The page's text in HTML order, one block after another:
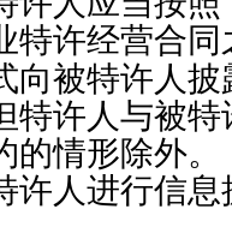
特许经营合
向被特许人
特许人与被
的情形除外。
进行信息